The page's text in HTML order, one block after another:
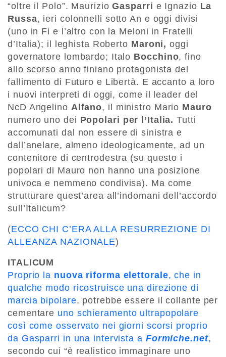
“oltre il Polo”. MaurizioGasparri e Ignazio La
Russa, ieri colonnelli sotto An e oggi divisi
(uno in Fi e l’altro con la Meloni in Fratelli
d’Italia); il leghista Roberto Maroni, oggi
governatore lombardo; Italo Bocchino, fino
allo scorso anno finiano protagonista del
fallimento di Futuro e Libertà. E accanto a loro
i nuovi interpreti di oggi, come il leader del
NcD Angelino Alfano, il ministro Mario Mauro
numero uno dei Popolari per l’Italia. Tutti
accomunati dal non essere di sinistra e
dall’anelare, almeno ideologicamente, ad un
contenitore di centrodestra (su questo i
popolari di Mauro non hanno una posizione
univoca e nemmeno condivisa). Ma come
strutturare quest’area all’indomani dell’accordo
sull’Italicum?
(ECCO CHI C’ERA ALLA RESURREZIONE DI
ALLEANZA NAZIONALE)
ITALICUM
Proprio la nuova riforma elettorale, che in
qualche modo ricostruisce una direzione di
marcia bipolare, potrebbe essere il collante per
cementare uno schieramento ultrapopolare
così come osservato nei giorni scorsi proprio
da Gasparri in una intervista a Formiche.net,
secondo cui “è realistico immaginare uno